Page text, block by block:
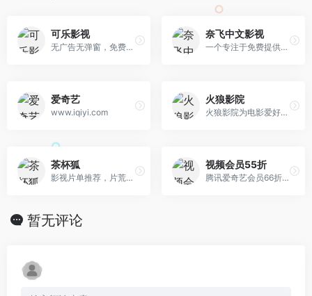
可乐影视
无广告无弹窗，免费蓝光在线观看
奈飞中文影视
一个专注于免费提供高清Netflix影视内容的平台
爱奇艺
www.iqiyi.com
火狼影院
火狼影院为电影爱好者提供最近上映电影、2024最新电影排行榜和热播影视大全，国内外好看的电影、电视剧、卡通动漫和综艺娱乐应有尽有，无弹窗、速度更快、每日及
茶杯狐
影视片单推荐，片荒剧荒就来茶杯狐
视频会员55折
腾讯爱奇艺会员66折充值
暂无评论